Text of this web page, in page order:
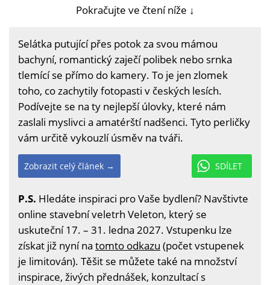
Pokračujte ve čtení níže ↓
Selátka putující přes potok za svou mámou
bachyní, romantický zaječí polibek nebo srnka
tlemící se přímo do kamery. To je jen zlomek
toho, co zachytily fotopasti v českých lesích.
Podívejte se na ty nejlepší úlovky, které nám
zaslali myslivci a amatérští nadšenci. Tyto perličky
vám určitě vykouzlí úsměv na tváři.
SDÍLET
Zobrazit celý článek →
P.S. Hledáte inspiraci pro Vaše bydlení? Navštivte
online stavební veletrh Veleton, který se
uskuteční 17. – 31. ledna 2027. Vstupenku lze
získat již nyní na tomto odkazu (počet vstupenek
je limitován). Těšit se můžete také na množství
inspirace, živých přednášek, konzultací s